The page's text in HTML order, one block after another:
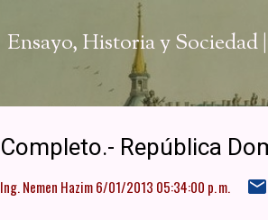
Ensayo, Historia y Sociedad
Completo.- República
Ing. Nemen Hazim6/01/2013 05:34:00 p. m.